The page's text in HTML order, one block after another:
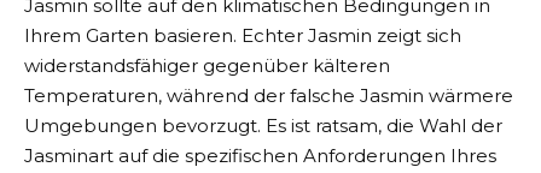
Jasmin sollte auf den klimatischen Bedingungen in
Ihrem Garten basieren. Echter Jasmin zeigt sich
widerstandsfähiger gegenüber kälteren
Temperaturen, während der falsche Jasmin wärmere
Umgebungen bevorzugt. Es ist ratsam, die Wahl der
Jasminart auf die spezifischen Anforderungen Ihres